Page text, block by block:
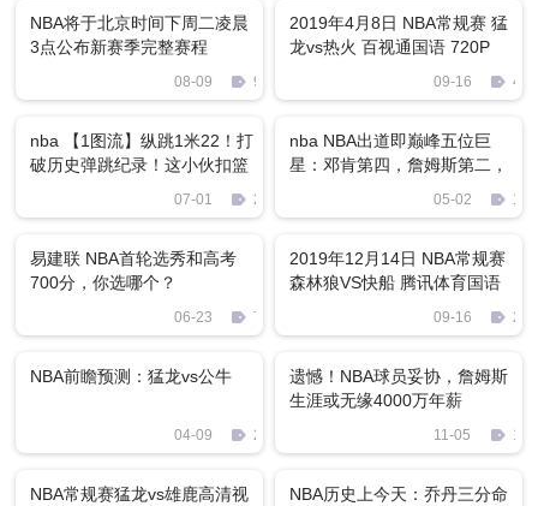
NBA将于北京时间下周二凌晨
3点公布新赛季完整赛程
08-09 90
2019年4月8日 NBA常规赛 猛
龙vs热火 百视通国语 720P
MKV 3.8G 比赛下载
09-16 489
nba 【1图流】纵跳1米22！打
破历史弹跳纪录！这小伙扣篮
07-01 2786
nba NBA出道即巅峰五位巨
星：邓肯第四，詹姆斯第二，
05-02
易建联 NBA首轮选秀和高考
700分，你选哪个？
06-23 780
2019年12月14日 NBA常规赛
森林狼VS快船 腾讯体育国语
720P MKV 3GB 比赛下载
09-16
NBA前瞻预测：猛龙vs公牛
04-09 2414
遗憾！NBA球员妥协，詹姆斯
生涯或无缘4000万年薪
11-05
NBA常规赛猛龙vs雄鹿高清视
NBA历史上今天：乔丹三分命